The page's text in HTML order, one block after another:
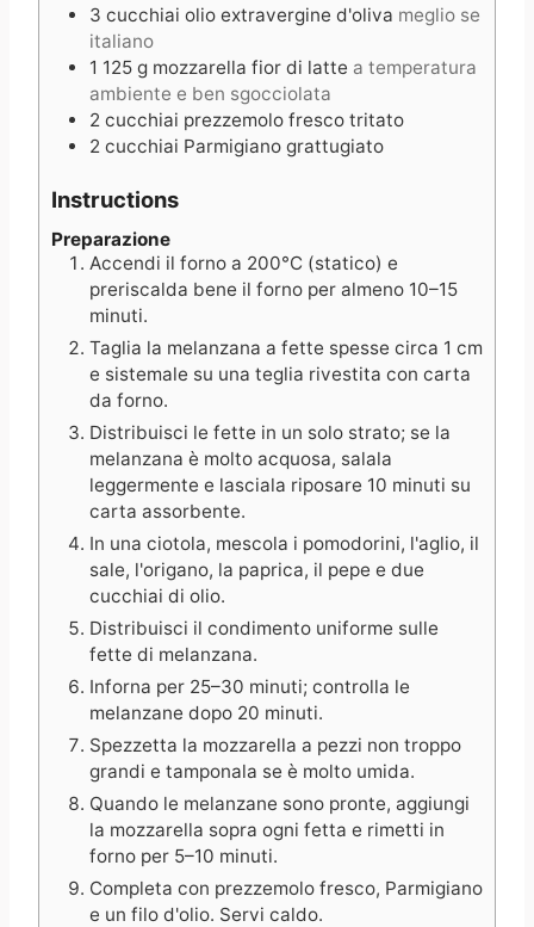
3 cucchiai olio extravergine d'oliva meglio se
italiano
1 125 g mozzarella fior di latte a temperatura
ambiente e ben sgocciolata
2 cucchiai prezzemolo fresco tritato
2 cucchiai Parmigiano grattugiato
Instructions
Preparazione
Accendi il forno a 200°C (statico) e
preriscalda bene il forno per almeno 10–15
minuti.
Taglia la melanzana a fette spesse circa 1 cm
e sistemale su una teglia rivestita con carta
da forno.
Distribuisci le fette in un solo strato; se la
melanzana è molto acquosa, salala
leggermente e lasciala riposare 10 minuti su
carta assorbente.
In una ciotola, mescola i pomodorini, l'aglio, il
sale, l'origano, la paprica, il pepe e due
cucchiai di olio.
Distribuisci il condimento uniforme sulle
fette di melanzana.
Inforna per 25–30 minuti; controlla le
melanzane dopo 20 minuti.
Spezzetta la mozzarella a pezzi non troppo
grandi e tamponala se è molto umida.
Quando le melanzane sono pronte, aggiungi
la mozzarella sopra ogni fetta e rimetti in
forno per 5–10 minuti.
Completa con prezzemolo fresco, Parmigiano
e un filo d'olio. Servi caldo.